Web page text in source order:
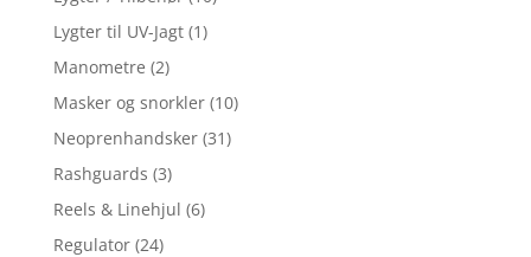
Lygter til UV-Jagt (1)
Manometre (2)
Masker og snorkler (10)
Neoprenhandsker (31)
Rashguards (3)
Reels & Linehjul (6)
Regulator (24)